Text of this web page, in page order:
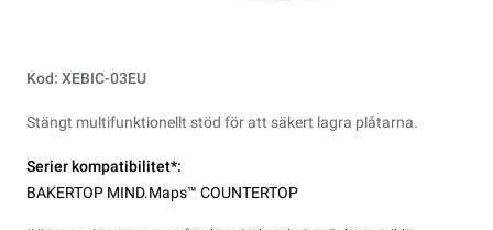
Kod: XEBIC-03EU
Stängt multifunktionellt stöd för att säkert lagra plåtarna.
Serier kompatibilitet*:
BAKERTOP MIND.Maps™ COUNTERTOP